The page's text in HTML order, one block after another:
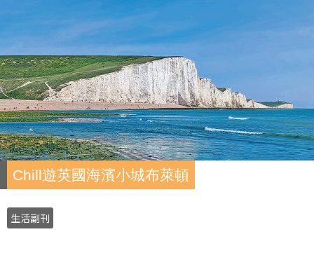
Chill遊英國海濱小城布萊頓
生活副刊